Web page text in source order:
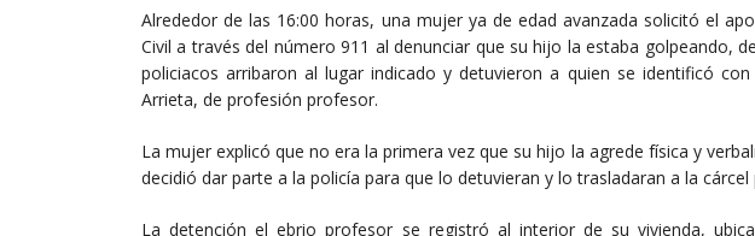
Alrededor de las 16:00 horas, una mujer ya de edad avanzada solicitó el
Civil a través del número 911 al denunciar que su hijo la estaba golpeando,
policiacos arribaron al lugar indicado y detuvieron a quien se identificó
Arrieta, de profesión profesor.
La mujer explicó que no era la primera vez que su hijo la agrede física y
decidió dar parte a la policía para que lo detuvieran y lo trasladaran a la cárcel
La detención el ebrio profesor se registró al interior de su vivienda,